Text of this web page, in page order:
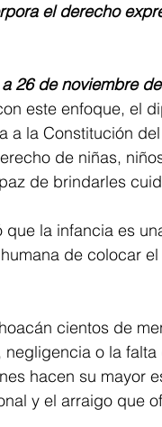
el derecho
26 de noviembre
este enfoque, el
a la Constitución
de niñas,
de brindarles
que la infancia es
de colocar
cientos de
negligencia o la
hacen su mayor
y el arraigo que